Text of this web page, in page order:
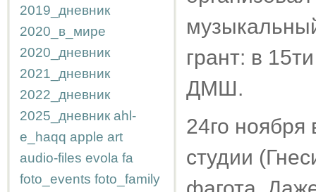
2019_дневник
2020_в_мире
2020_дневник
2021_дневник
2022_дневник
2025_дневник ahl-
e_haqq apple art
audio-files evola fa
foto_events foto_family
грант: в
ДМШ.
24го
студии